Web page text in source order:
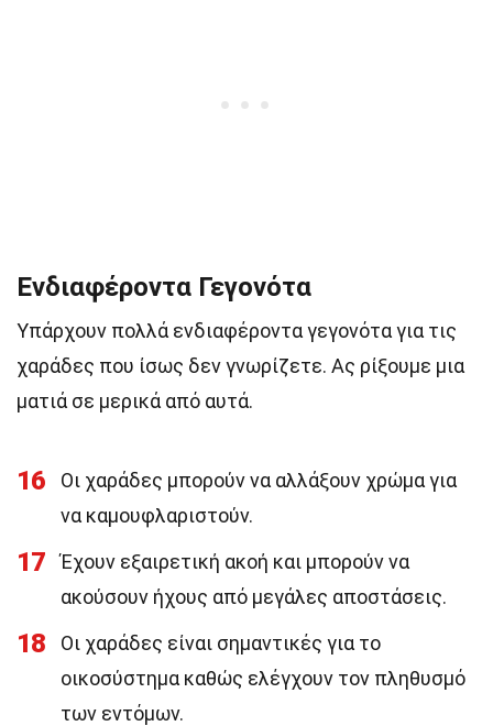
Ενδιαφέροντα Γεγονότα
Υπάρχουν πολλά ενδιαφέροντα γεγονότα για τις
χαράδες που ίσως δεν γνωρίζετε. Ας ρίξουμε μια
ματιά σε μερικά από αυτά.
16
Οι χαράδες μπορούν να αλλάξουν χρώμα για
να καμουφλαριστούν.
17
Έχουν εξαιρετική ακοή και μπορούν να
ακούσουν ήχους από μεγάλες αποστάσεις.
18
Οι χαράδες είναι σημαντικές για το
οικοσύστημα καθώς ελέγχουν τον πληθυσμό
των εντόμων.